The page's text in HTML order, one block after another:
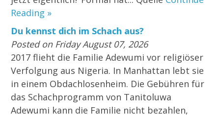
Reading »
Du kennst dich im Schach aus?
Posted on Friday August 07, 2026
2017 flieht die Familie Adewumi vor religiöser
Verfolgung aus Nigeria. In Manhattan lebt sie
in einem Obdachlosenheim. Die Gebühren für
das Schachprogramm von Tanitoluwa
Adewumi kann die Familie nicht bezahlen,